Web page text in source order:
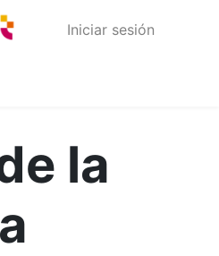
Iniciar sesión
la